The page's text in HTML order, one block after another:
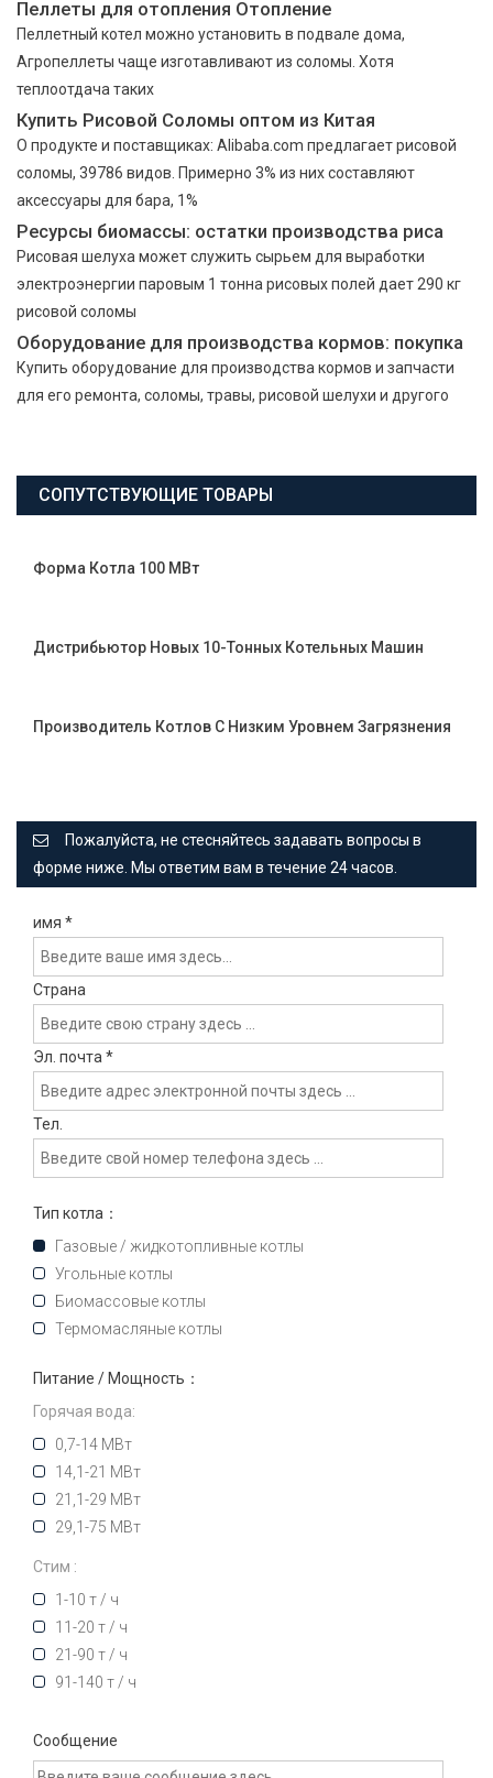
Пеллеты для отопления Отопление
Пеллетный котел можно установить в подвале дома,
Агропеллеты чаще изготавливают из соломы. Хотя
теплоотдача таких
Купить Рисовой Соломы оптом из Китая
О продукте и поставщиках: Alibaba.com предлагает рисовой
соломы, 39786 видов. Примерно 3% из них составляют
аксессуары для бара, 1%
Ресурсы биомассы: остатки производства риса
Рисовая шелуха может служить сырьем для выработки
электроэнергии паровым 1 тонна рисовых полей дает 290 кг
рисовой соломы
Оборудование для производства кормов: покупка
Купить оборудование для производства кормов и запчасти
для его ремонта, соломы, травы, рисовой шелухи и другого
СОПУТСТВУЮЩИЕ ТОВАРЫ
Форма Котла 100 МВт
Дистрибьютор Новых 10-Тонных Котельных Машин
Производитель Котлов С Низким Уровнем Загрязнения
Пожалуйста, не стесняйтесь задавать вопросы в
форме ниже. Мы ответим вам в течение 24 часов.
имя *
Страна
Эл. почта *
Тел.
Тип котла：
Газовые / жидкотопливные котлы
Угольные котлы
Биомассовые котлы
Термомасляные котлы
Питание / Мощность：
Горячая вода:
0,7-14 МВт
14,1-21 МВт
21,1-29 МВт
29,1-75 МВт
Стим :
1-10 т / ч
11-20 т / ч
21-90 т / ч
91-140 т / ч
Сообщение